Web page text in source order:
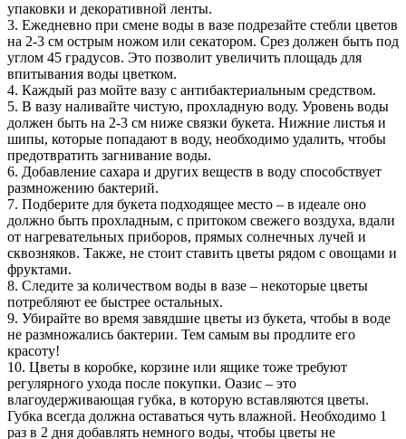
упаковки и декоративной ленты.
3. Ежедневно при смене воды в вазе подрезайте стебли цветов
на 2-3 см острым ножом или секатором. Срез должен быть под
углом 45 градусов. Это позволит увеличить площадь для
впитывания воды цветком.
4. Каждый раз мойте вазу с антибактериальным средством.
5. В вазу наливайте чистую, прохладную воду. Уровень воды
должен быть на 2-3 см ниже связки букета. Нижние листья и
шипы, которые попадают в воду, необходимо удалить, чтобы
предотвратить загнивание воды.
6. Добавление сахара и других веществ в воду способствует
размножению бактерий.
7. Подберите для букета подходящее место – в идеале оно
должно быть прохладным, с притоком свежего воздуха, вдали
от нагревательных приборов, прямых солнечных лучей и
сквозняков. Также, не стоит ставить цветы рядом с овощами и
фруктами.
8. Следите за количеством воды в вазе – некоторые цветы
потребляют ее быстрее остальных.
9. Убирайте во время завядшие цветы из букета, чтобы в воде
не размножались бактерии. Тем самым вы продлите его
красоту!
10. Цветы в коробке, корзине или ящике тоже требуют
регулярного ухода после покупки. Оазис – это
влагоудерживающая губка, в которую вставляются цветы.
Губка всегда должна оставаться чуть влажной. Необходимо 1
раз в 2 дня добавлять немного воды, чтобы цветы не